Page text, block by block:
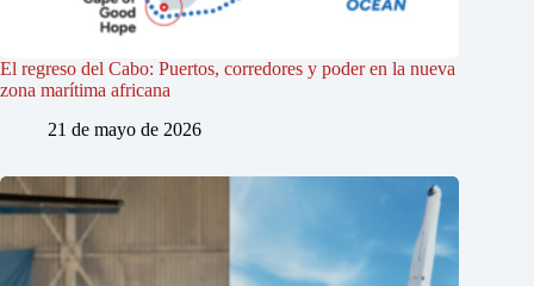
El regreso del Cabo: Puertos, corredores y poder en la nueva
zona marítima africana
21 de mayo de 2026